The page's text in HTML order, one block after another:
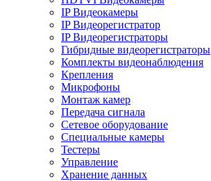
IP Видеокамеры
IP Видеорегистратор
IP Видеорегистраторы
Гибридные видеорегистраторы
Комплекты видеонаблюдения
Крепления
Микрофоны
Монтаж камер
Передача сигнала
Сетевое оборудование
Специальные камеры
Тестеры
Управление
Хранение данных